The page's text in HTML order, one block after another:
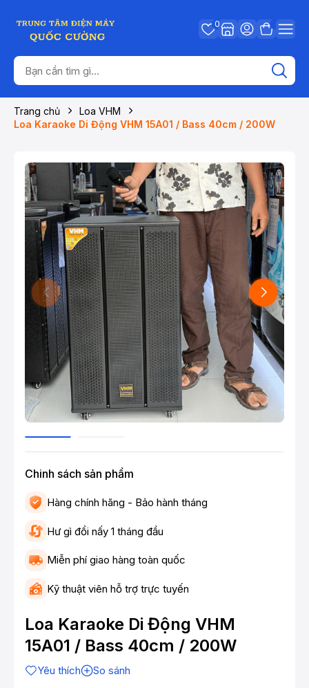
0
Trang chủ
Loa VHM
Loa Karaoke Di Động VHM 15A01 / Bass 40cm / 200W
Chinh sách sản phẩm
Hàng chính hãng - Bảo hành tháng
Hư gì đổi nấy 1 tháng đầu
Miễn phí giao hàng toàn quốc
Kỹ thuật viên hỗ trợ trực tuyến
Loa Karaoke Di Động VHM
15A01 / Bass 40cm / 200W
Yêu thích
So sánh